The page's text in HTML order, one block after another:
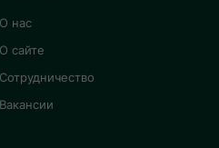
О нас
О сайте
Сотрудничество
Вакансии